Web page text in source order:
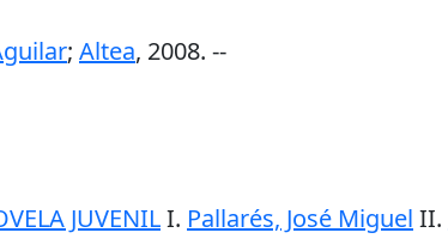
; Altea, 2008. --
JUVENILI. Pallarés, José Miguel II.